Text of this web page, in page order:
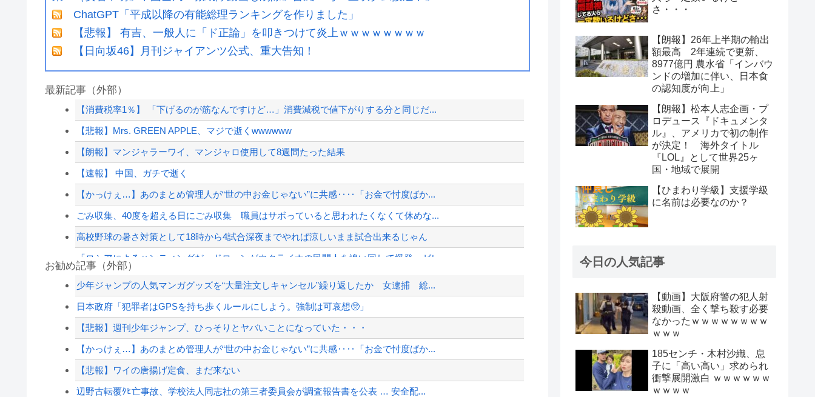
ChatGPT「平成以降の有能総理ランキングを作りました」
【悲報】 有吉、一般人に「ド正論」を叩きつけて炎上ｗｗｗｗｗｗｗｗ
【日向坂46】月刊ジャイアンツ公式、重大告知！
最新記事（外部）
【消費税率1％】 「下げるのが筋なんですけど…」消費減税で値下がりする分と同じだ...
【悲報】Mrs. GREEN APPLE、マジで逝くwwwwww
【朗報】マンジャラーワイ、マンジャロ使用して8週間たった結果
【速報】 中国、ガチで逝く
【かっけぇ…】あのまとめ管理人が“世の中お金じゃない”に共感‥‥「お金で忖度ばか...
ごみ収集、40度を超える日にごみ収集 職員はサボっていると思われたくなくて休めな...
高校野球の暑さ対策として18時から4試合深夜までやれば涼しいまま試合出来るじゃん
「ロシアによるハンティングだ」ドローンがウクライナの民間人を追い回して爆発…ゼレ...
「コンビニ、馬鹿にすんなよ」→あのオーナー夫婦、不起訴ｗｗｗｗｗｗｗｗｗ
【悲報】共同通信「高市総理、避難所3分間の被災地熊本視察動画に批判！」 → 内閣...
「コンビニ、馬鹿にすんなよ」→あのオーナー夫婦、不起訴ｗｗｗｗｗｗｗｗｗ
【動画】 新型のさすまた、限界突破ｗｗｗｗｗｗ
【配信者】「金バエ」のSNS更新が1週間途絶え、様々な憶測が飛び交う。1週間ぶり...
【緊急速報】NYで警官が黒人男性の首を絞め、暴動第二波不可避へ
お勧め記事（外部）
少年ジャンプの人気マンガグッズを“大量注文しキャンセル”繰り返したか 女逮捕 総...
日本政府「犯罪者はGPSを持ち歩くルールにしよう。強制は可哀想🥺」
【悲報】週刊少年ジャンプ、ひっそりとヤバいことになっていた・・・
【かっけぇ…】あのまとめ管理人が“世の中お金じゃない”に共感‥‥「お金で忖度ばか...
【悲報】ワイの唐揚げ定食、まだ来ない
辺野古転覆ﾀﾋ亡事故、学校法人同志社の第三者委員会が調査報告書を公表 … 安全配...
さ・・・
【朗報】26年上半期の輸出
額最高 2年連続で更新、
8977億円 農水省「インバウ
ンドの増加に伴い、日本食
の認知度が向上」
【朗報】松本人志企画・プ
ロデュース『ドキュメンタ
ル』、アメリカで初の制作
が決定！ 海外タイトル
『LOL』として世界25ヶ
国・地域で展開
【ひまわり学級】支援学級
に名前は必要なのか？
今日の人気記事
【動画】大阪府警の犯人射
殺動画、全く撃ち殺す必要
なかったｗｗｗｗｗｗｗｗ
ｗｗｗ
185センチ・木村沙織、息
子に「高い高い」求められ
衝撃展開激白 ｗｗｗｗｗｗ
ｗｗｗｗ